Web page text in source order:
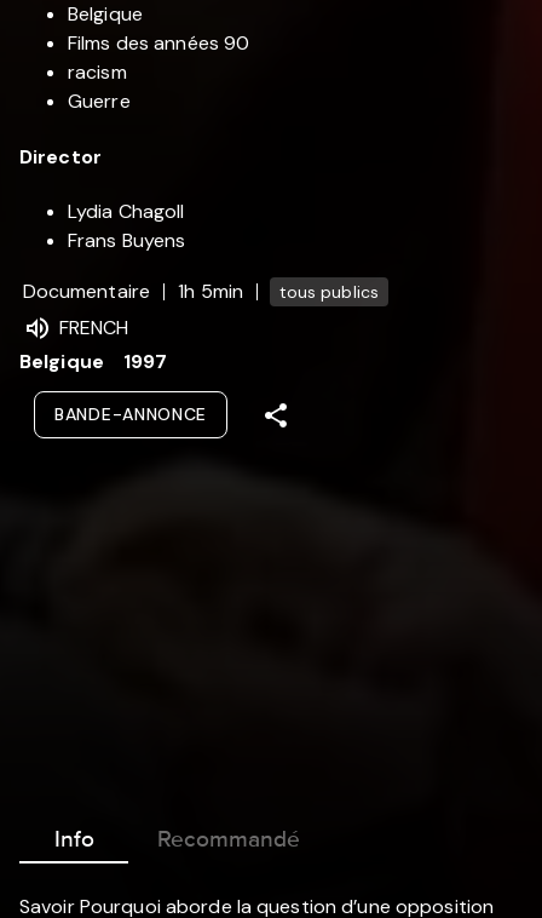
Belgique
Films des années 90
racism
Guerre
Director
Lydia Chagoll
Frans Buyens
Documentaire
1h 5min tous publics
FRENCH
Belgique
1997
BANDE-ANNONCE
Info Recommandé
Savoir Pourquoi aborde la question d’une opposition